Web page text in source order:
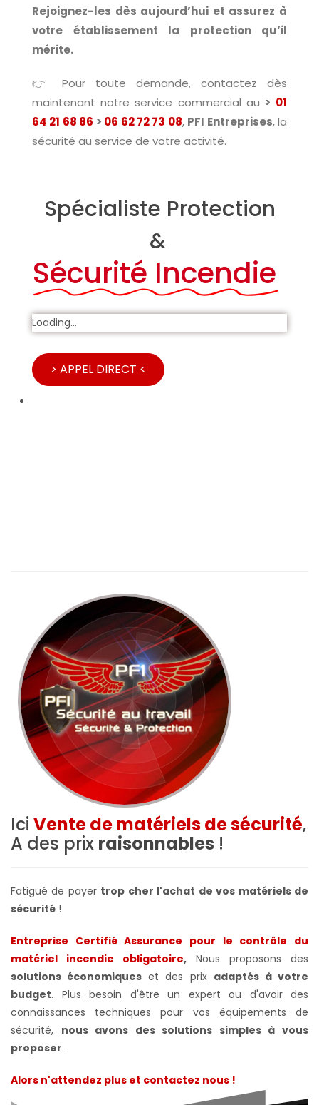
Rejoignez-les dès aujourd’hui et assurez à
votre établissement la protection qu’il
mérite.
👉 Pour toute demande, contactez dès
maintenant notre service commercial au > 01
64 21 68 86 > 06 62 72 73 08, PFI Entreprises, la
sécurité au service de votre activité.
Spécialiste Protection
&
Sécurité Incendie
Loading...
> APPEL DIRECT <
Ici Vente de matériels de sécurité,
A des prix raisonnables !
Fatigué de payer trop cher l'achat de vos matériels de
sécurité !
Entreprise Certifié Assurance pour le contrôle du
matériel incendie obligatoire, Nous proposons des
solutions économiques et des prix adaptés à votre
budget. Plus besoin d'être un expert ou d'avoir des
connaissances techniques pour vos équipements de
sécurité, nous avons des solutions simples à vous
proposer.
Alors n'attendez plus et contactez nous !